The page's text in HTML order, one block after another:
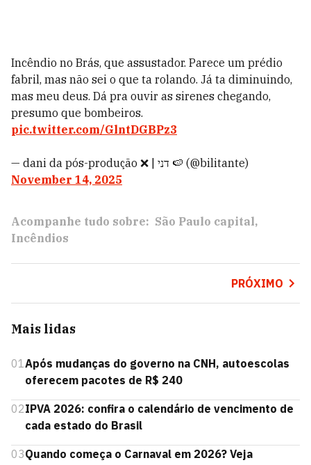
Incêndio no Brás, que assustador. Parece um prédio
fabril, mas não sei o que ta rolando. Já ta diminuindo,
mas meu deus. Dá pra ouvir as sirenes chegando,
presumo que bombeiros.
pic.twitter.com/GlntDGBPz3
— dani da pós-produção ❌ | דני 🍉 (@bilitante)
November 14, 2025
Acompanhe tudo sobre: São Paulo capital
Incêndios
PRÓXIMO
Mais lidas
01Após mudanças do governo na CNH, autoescolas
oferecem pacotes de R$ 240
02IPVA 2026: confira o calendário de vencimento de
cada estado do Brasil
03Quando começa o Carnaval em 2026? Veja